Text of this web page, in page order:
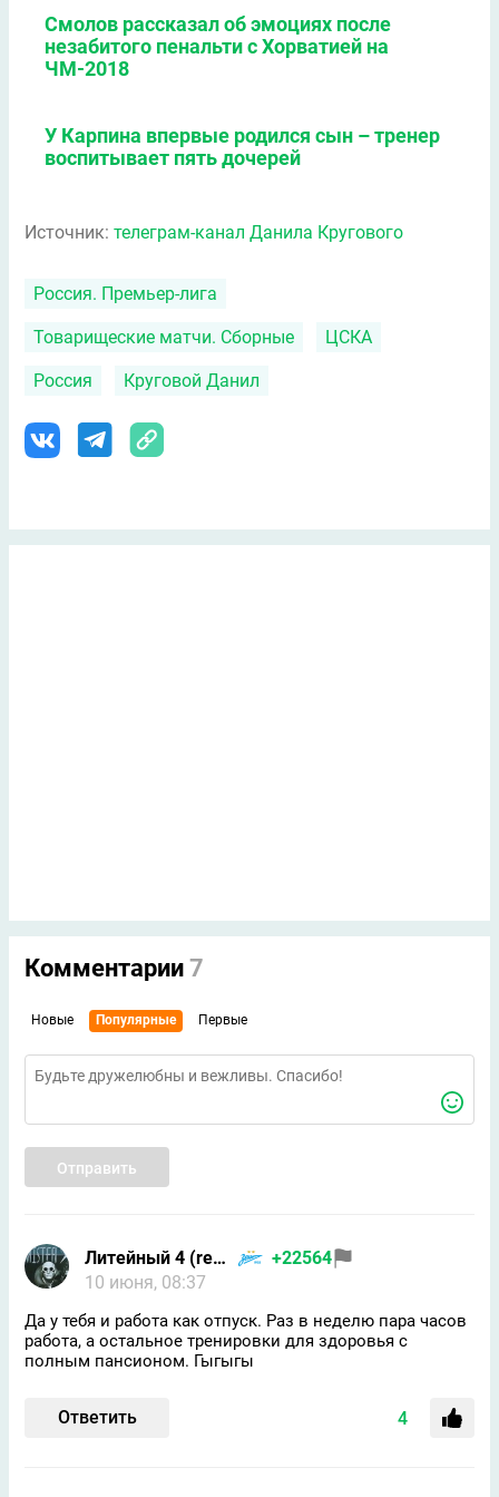
Смолов рассказал об эмоциях после
незабитого пенальти с Хорватией на
ЧМ-2018
У Карпина впервые родился сын – тренер
воспитывает пять дочерей
Источник: телеграм-канал Данила Кругового
Россия. Премьер-лига
Товарищеские матчи. Сборные ЦСКА
Россия Круговой Данил
Комментарии 7
Новые Популярные Первые
Отправить
Литейный 4 (returned)
+22564
10 июня, 08:37
Да у тебя и работа как отпуск. Раз в неделю пара часов
работа, а остальное тренировки для здоровья с
полным пансионом. Гыгыгы
Ответить 4